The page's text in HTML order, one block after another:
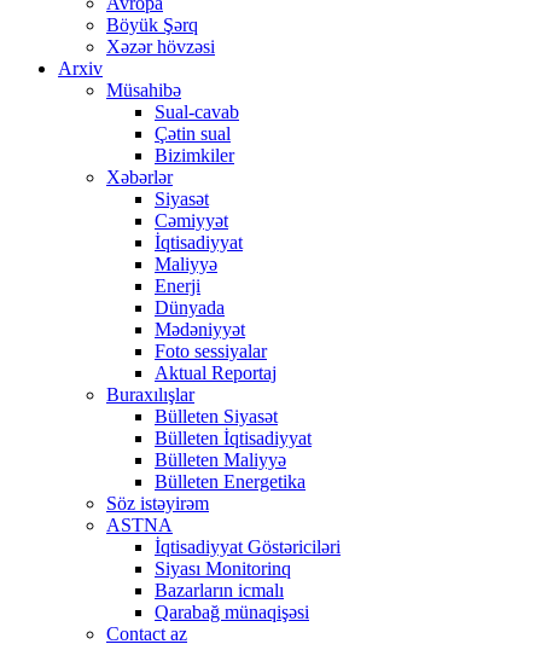
Böyük Şərq
Xəzər hövzəsi
Arxiv
Müsahibə
Sual-cavab
Çətin sual
Bizimkiler
Xəbərlər
Siyasət
Cəmiyyət
İqtisadiyyat
Maliyyə
Enerji
Dünyada
Mədəniyyət
Foto sessiyalar
Aktual Reportaj
Buraxılışlar
Bülleten Siyasət
Bülleten İqtisadiyyat
Bülleten Maliyyə
Bülleten Energetika
Söz istəyirəm
ASTNA
İqtisadiyyat Göstəriciləri
Siyası Monitorinq
Bazarların icmalı
Qarabağ münaqişəsi
Contact az